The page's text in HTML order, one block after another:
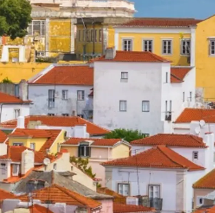
Droits Juridiques
TERMES ET CONDITIONS
POLITIQUE DE COOKIES
POLITIQUE DE
CONFIDENTIALITÉ